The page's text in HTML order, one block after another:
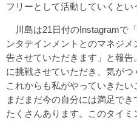
フリーとして活動していくとい
川島は21日付のInstagramで
ンタテインメントとのマネジ
告させていただきます」と報
に挑戦させていただき、気がつ
これからも私がやっていきたい
まだまだ今の自分には満足で
たくさんあります。このタイミ